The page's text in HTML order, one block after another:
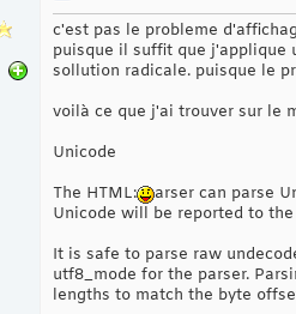
c'est pas le probleme
puisque il suffit que j'applique
sollution radicale. puisque le
voilà ce que j'ai trouver sur le
Unicode
The HTML:
arser can parse
Unicode will be reported to
It is safe to parse raw
utf8_mode for the parser.
lengths to match the byte